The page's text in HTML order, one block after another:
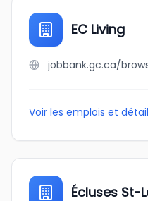
EC Living
Voir les emplois et
Écluses St-